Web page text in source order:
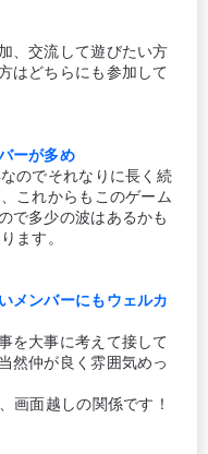
、交流して遊びたい方
はどちらにも参加して
ーが多め
のでそれなりに長く続
これからもこのゲーム
で多少の波はあるかも
ます。
メンバーにもウェルカ
を大事に考えて接して
然仲が良く雰囲気めっ
画面越しの関係です！